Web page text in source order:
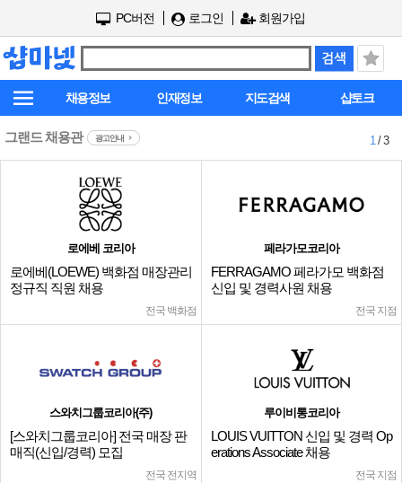
PC버전 로그인 회원가입
채용정보 인재정보 지도검색 샵토크
그랜드 채용관 광고안내 1/ 3
로에베 코리아
로에베(LOEWE) 백화점 매장관리
정규직 직원 채용
전국 백화점
페라가모코리아
FERRAGAMO 페라가모 백화점
신입 및 경력사원 채용
전국 지점
스와치그룹코리아(주)
[스와치그룹코리아] 전국 매장 판
매직(신입/경력) 모집
전국 전지역
루이비통코리아
LOUIS VUITTON 신입 및 경력 Op
erations Associate 채용
전국 지점